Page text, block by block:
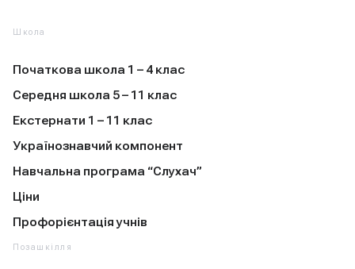
Школа
Початкова школа 1 – 4 клас
Середня школа 5 – 11 клас
Екстернати 1 – 11 клас
Українознавчий компонент
Навчальна програма “Слухач”
Ціни
Профорієнтація учнів
Позашкілля